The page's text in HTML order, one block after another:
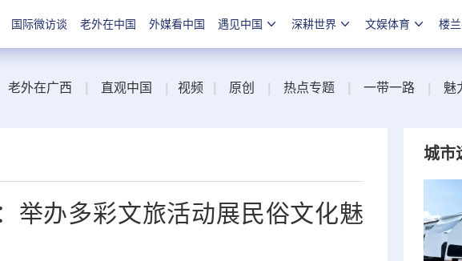
国际微访谈 老外在中国 外媒看中国 遇见中国 深耕世界 文娱体育 楼
老外在广西 直观中国 视频 原创 热点专题 一带一路 魅
举办多彩文旅活动展民俗文化魅
城市